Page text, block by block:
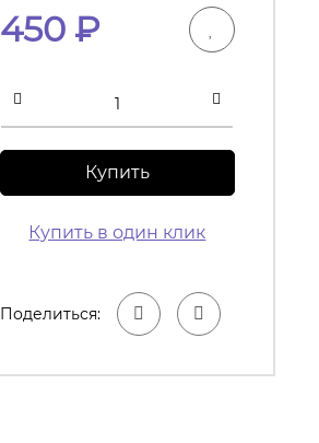
450₽
Купить
Купить в один клик
Поделиться: